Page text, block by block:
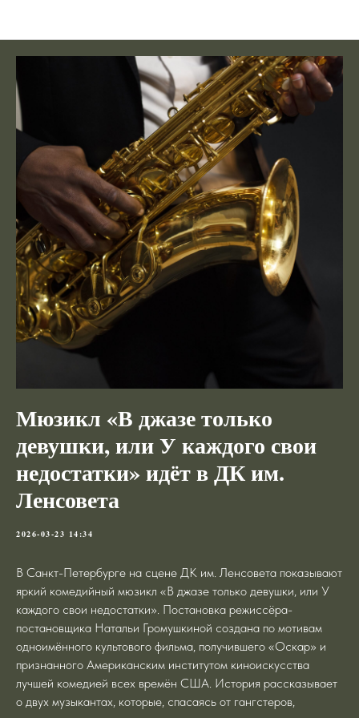
Мюзикл «В джазе только
девушки, или У каждого свои
недостатки» идёт в ДК им.
Ленсовета
2026-03-23 14:34
В Санкт-Петербурге на сцене ДК им. Ленсовета показывают
яркий комедийный мюзикл «В джазе только девушки, или У
каждого свои недостатки». Постановка режиссёра-
постановщика Натальи Громушкиной создана по мотивам
одноимённого культового фильма, получившего «Оскар» и
признанного Американским институтом киноискусства
лучшей комедией всех времён США. История рассказывает
о двух музыкантах, которые, спасаясь от гангстеров,